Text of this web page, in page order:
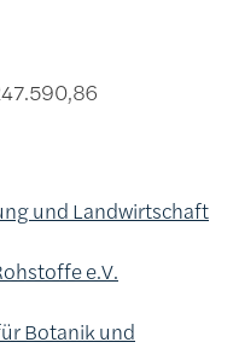
und Landwirtschaft
e.V.
Botanik und